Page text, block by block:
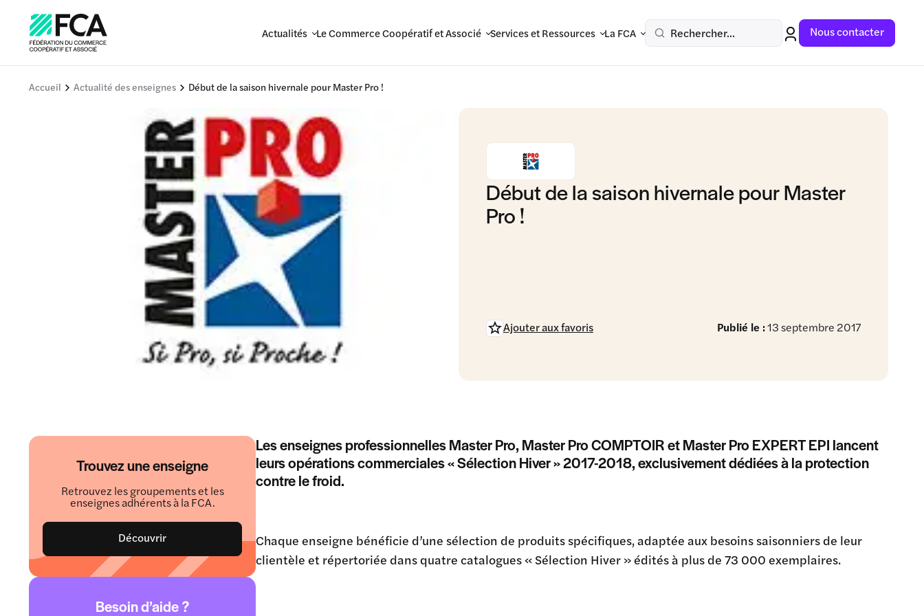
Actualités Le Commerce Coopératif et Associé Services et Ressources La FCA Rechercher... Nous contacter
Accueil Actualité des enseignes Début de la saison hivernale pour Master Pro !
Début de la saison hivernale pour Master
Pro !
Publié le :13 septembre 2017
Ajouter aux favoris
Trouvez une enseigne
Retrouvez les groupements et les
enseignes adhérents à la FCA.
Découvrir
Besoin d’aide ?
Les enseignes professionnelles Master Pro, Master Pro COMPTOIR et Master Pro EXPERT EPI lancent
leurs opérations commerciales « Sélection Hiver » 2017-2018, exclusivement dédiées à la protection
contre le froid.
Chaque enseigne bénéficie d’une sélection de produits spécifiques, adaptée aux besoins saisonniers de leur
clientèle et répertoriée dans quatre catalogues « Sélection Hiver » édités à plus de 73 000 exemplaires.